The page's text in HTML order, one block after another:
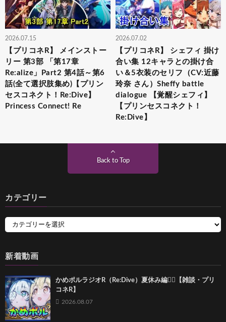
2026.07.15
【プリコネR】 メインストー
リー 第3部 「第17章
Re:alize」Part2 第4話～第6
話(全て選択肢集め)【プリン
セスコネクト！Re:Dive】
Princess Connect! Re
2026.07.02
【プリコネR】 シェフィ 掛け
合い集 12キャラとの掛け合
い＆5衣装のセリフ（CV:近藤
玲奈 さん）Sheffy battle
dialogue 【覚醒シェフィ】
【プリンセスコネクト！
Re:Dive】
Back to Top
カテゴリー
新着動画
かめポルラジオR（Re:Dive）⁠夏休み編🏄‍♀️【雑談・プリ
コネR】
2026.08.07